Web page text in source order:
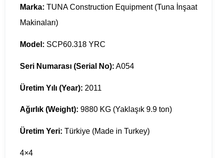
Marka: TUNA Construction Equipment (Tuna İnşaat
Makinaları)
Model: SCP60.318 YRC
Seri Numarası (Serial No): A054
Üretim Yılı (Year): 2011
Ağırlık (Weight): 9880 KG (Yaklaşık 9.9 ton)
Üretim Yeri: Türkiye (Made in Turkey)
4×4